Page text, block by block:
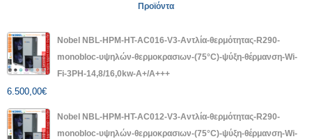
Προϊόντα
Nobel NBL-HPM-HT-AC016-V3-Αντλία-θερμότητας-R290-
monobloc-υψηλών-θερμοκρασιων-(75°C)-ψύξη-θέρμανση-Wi-
Fi-3PH-14,8/16,0kw-A+/A+++
6.500,00€
Nobel NBL-HPM-HT-AC012-V3-Αντλία-θερμότητας-R290-
monobloc-υψηλών-θερμοκρασιων-(75°C)-ψύξη-θέρμανση-Wi-